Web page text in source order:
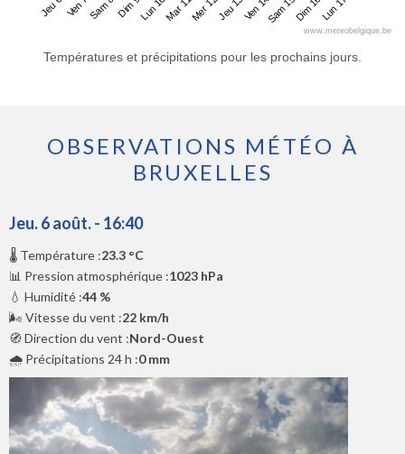
Jeu 6 Ven 7Sam 8Dim 9Lun 10Mar 11Mer 12Jeu 13Ven 14Sam 15Dim 16Lun 17
www.meteobelgique.be
Températures et précipitations pour les prochains jours.
OBSERVATIONS MÉTÉO À
BRUXELLES
Jeu. 6 août. - 16:40
🌡️ Température :23.3 °C
📊 Pression atmosphérique :1023 hPa
💧 Humidité :44 %
🌬️ Vitesse du vent :22 km/h
🧭 Direction du vent :Nord-Ouest
🌧️ Précipitations 24 h :0 mm